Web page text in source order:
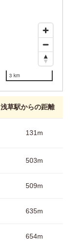
3 km
浅草駅からの距離
131m
503m
509m
635m
654m